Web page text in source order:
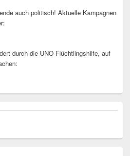
auch politisch! Aktuelle Kampagnen
durch die UNO-Flüchtlingshilfe, auf